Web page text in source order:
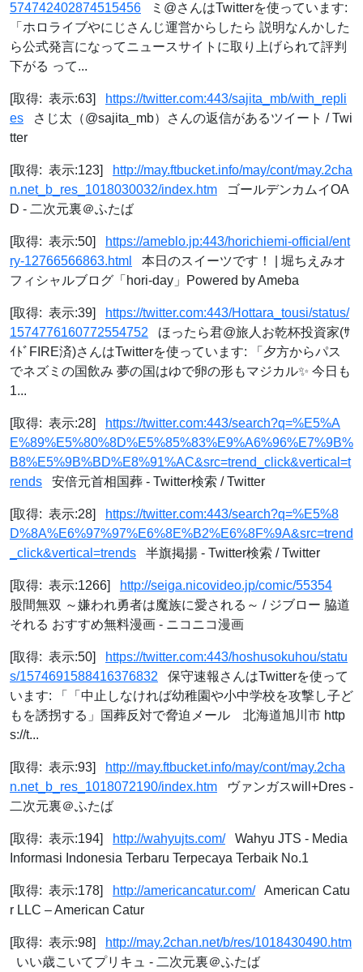
574742402874515456 ミ@さんはTwitterを使っています:
「ホロライブやにじさんじ運営からしたら 説明なんかした
ら公式発言になってニュースサイトに取り上げられて評判
下がる って...
[取得: 表示:63]
https://twitter.com:443/sajita_mb/with_repli
es さじ太（@sajita_mb）さんの返信があるツイート / Twi
tter
[取得: 表示:123]
http://may.ftbucket.info/may/cont/may.2cha
n.net_b_res_1018030032/index.htm ゴールデンカムイOA
D - 二次元裏＠ふたば
[取得: 表示:50]
https://ameblo.jp:443/horichiemi-official/ent
ry-12766566863.html
本日のスイーツです！ | 堀ちえみオ
フィシャルブログ「hori-day」Powered by Ameba
[取得: 表示:39]
https://twitter.com:443/Hottara_tousi/status/
1574776160772554752 ほったら君@旅人お乾杯投資家(ｻ
ｲﾄﾞFIRE済)さんはTwitterを使っています: 「夕方からパス
でネズミの国飲み 夢の国はゆで卵の形もマジカル✨ 今日も
1...
[取得: 表示:28]
https://twitter.com:443/search?q=%E5%A
E%89%E5%80%8D%E5%85%83%E9%A6%96%E7%9B%
B8%E5%9B%BD%E8%91%AC&src=trend_click&vertical=t
rends 安倍元首相国葬 - Twitter検索 / Twitter
[取得: 表示:28]
https://twitter.com:443/search?q=%E5%8
D%8A%E6%97%97%E6%8E%B2%E6%8F%9A&src=trend
_click&vertical=trends 半旗掲揚 - Twitter検索 / Twitter
[取得: 表示:1266]
http://seiga.nicovideo.jp/comic/55354
股間無双 ～嫌われ勇者は魔族に愛される～ / ジブロー 脇道
それる おすすめ無料漫画 - ニコニコ漫画
[取得: 表示:50]
https://twitter.com:443/hoshusokuhou/statu
s/1574691588416376832 保守速報さんはTwitterを使って
います: 「「中止しなければ幼稚園や小中学校を攻撃し子ど
もを誘拐する」国葬反対で脅迫メール 北海道旭川市 http
s://t...
[取得: 表示:93]
http://may.ftbucket.info/may/cont/may.2cha
n.net_b_res_1018072190/index.htm ヴァンガスwill+Dres -
二次元裏＠ふたば
[取得: 表示:194] http://wahyujts.com/Wahyu JTS - Media
Informasi Indonesia Terbaru Terpecaya Terbaik No.1
[取得: 表示:178] http://americancatur.com/American Catu
r LLC – American Catur
[取得: 表示:98]
http://may.2chan.net/b/res/1018430490.htm
いい歳こいてプリキュ - 二次元裏＠ふたば